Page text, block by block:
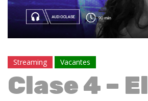
Streaming Vacantes
Clase 4 – El